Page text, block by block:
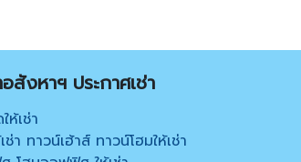
สังหาฯ ประกาศเช่า
ห้เช่า
ช่า ทาวน์เฮ้าส์ ทาวน์โฮมให้เช่า